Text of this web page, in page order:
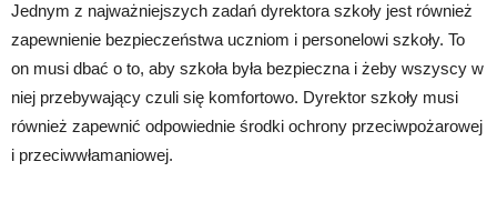
Jednym z najważniejszych zadań dyrektora szkoły jest również
zapewnienie bezpieczeństwa uczniom i personelowi szkoły. To
on musi dbać o to, aby szkoła była bezpieczna i żeby wszyscy w
niej przebywający czuli się komfortowo. Dyrektor szkoły musi
również zapewnić odpowiednie środki ochrony przeciwpożarowej
i przeciwwłamaniowej.